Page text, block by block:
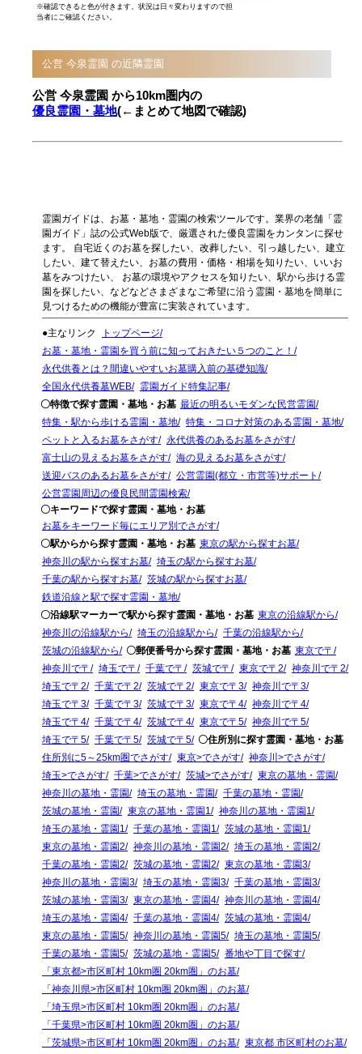
※確認できると色が付きます。状況は日々変わりますので担
当者にご確認ください。
公営 今泉霊園 の近隣霊園
公営 今泉霊園 から10km圏内の
優良霊園・墓地(←まとめて地図で確認)
霊園ガイドは、お墓・墓地・霊園の検索ツールです。業界の老舗「霊
園ガイド」誌の公式Web版で、厳選された優良霊園をカンタンに探せ
ます。 自宅近くのお墓を探したい、改葬したい、引っ越したい、建立
したい、建て替えたい、お墓の費用・価格・相場を知りたい、いいお
墓をみつけたい、 お墓の環境やアクセスを知りたい、駅から歩ける霊
園を探したい、などなどさまざまなご希望に沿う霊園・墓地を簡単に
見つけるための機能が豊富に実装されています。
●主なリンク
トップページ
お墓・墓地・霊園を買う前に知っておきたい５つのこと！
永代供養とは？間違いやすいお墓購入前の基礎知識
全国永代供養墓WEB
霊園ガイド特集記事
〇特徴で探す霊園・墓地・お墓 最近の明るいモダンな民営霊園
特集・駅から歩ける霊園・墓地
特集・コロナ対策のある霊園・墓地
ペットと入るお墓をさがす
永代供養のあるお墓をさがす
富士山の見えるお墓をさがす
海の見えるお墓をさがす
送迎バスのあるお墓をさがす
公営霊園(都立・市営等)サポート
公営霊園周辺の優良民間霊園検索
〇キーワードで探す霊園・墓地・お墓
お墓をキーワード毎にエリア別でさがす
〇駅からから探す霊園・墓地・お墓 東京の駅から探すお墓
神奈川の駅から探すお墓
埼玉の駅から探すお墓
千葉の駅から探すお墓
茨城の駅から探すお墓
鉄道沿線と駅で探す霊園・墓地
〇沿線駅マーカーで駅から探す霊園・墓地・お墓 東京の沿線駅から
神奈川の沿線駅から
埼玉の沿線駅から
千葉の沿線駅から
茨城の沿線駅から
〇郵便番号から探す霊園・墓地・お墓 東京で〒
神奈川で〒
埼玉で〒 千葉で〒 茨城で〒 東京で〒2
神奈川で〒2
埼玉で〒2
千葉で〒2 茨城で〒2 東京で〒3
神奈川で〒3
埼玉で〒3
千葉で〒3 茨城で〒3 東京で〒4
神奈川で〒4
埼玉で〒4
千葉で〒4 茨城で〒4 東京で〒5
神奈川で〒5
埼玉で〒5
千葉で〒5 茨城で〒5
〇住所別に探す霊園・墓地・お墓
住所別に5～25km圏でさがす
東京>でさがす
神奈川>でさがす
埼玉>でさがす
千葉>でさがす 茨城>でさがす
東京の墓地・霊園
神奈川の墓地・霊園
埼玉の墓地・霊園
千葉の墓地・霊園
茨城の墓地・霊園
東京の墓地・霊園1
神奈川の墓地・霊園1
埼玉の墓地・霊園1
千葉の墓地・霊園1
茨城の墓地・霊園1
東京の墓地・霊園2
神奈川の墓地・霊園2
埼玉の墓地・霊園2
千葉の墓地・霊園2
茨城の墓地・霊園2
東京の墓地・霊園3
神奈川の墓地・霊園3
埼玉の墓地・霊園3
千葉の墓地・霊園3
茨城の墓地・霊園3
東京の墓地・霊園4
神奈川の墓地・霊園4
埼玉の墓地・霊園4
千葉の墓地・霊園4
茨城の墓地・霊園4
東京の墓地・霊園5
神奈川の墓地・霊園5
埼玉の墓地・霊園5
千葉の墓地・霊園5
茨城の墓地・霊園5
番地や丁目で探す
「東京都>市区町村 10km圏 20km圏」のお墓
「神奈川県>市区町村 10km圏 20km圏」のお墓
「埼玉県>市区町村 10km圏 20km圏」のお墓
「千葉県>市区町村 10km圏 20km圏」のお墓
「茨城県>市区町村 10km圏 20km圏」のお墓
東京都 市区町村のお墓